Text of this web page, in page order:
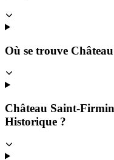
Où se trouve
Château Saint-
Historique ?